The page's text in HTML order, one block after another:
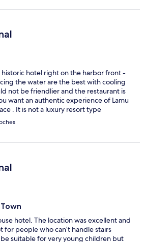
historic hotel right on the harbor front -
the water are the best with cooling
not be friendlier and the restaurant is
want an authentic experience of Lamu
. It is not a luxury resort type
out of town.
hotel. The location was excellent and
people who can’t handle stairs
suitable for very young children but